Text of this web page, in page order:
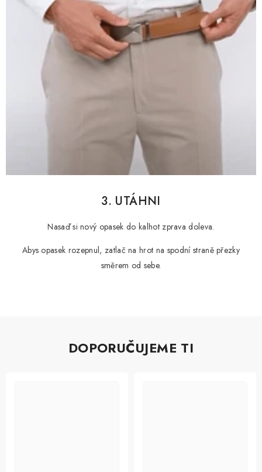
3. UTÁHNI
Nasaď si nový opasek do kalhot zprava doleva.
Abys opasek rozepnul, zatlač na hrot na spodní straně přezky
směrem od sebe.
DOPORUČUJEME TI